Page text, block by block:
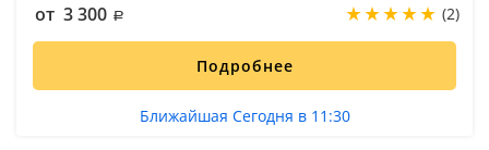
от 3 300 (2)
Подробнее
Ближайшая Сегодня в 11:30